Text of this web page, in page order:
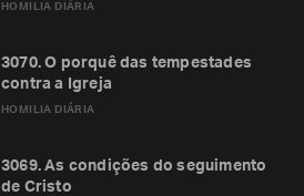
HOMILIA DIÁRIA
HOMILIA DIÁRIA
3070. O porquê das tempestades
contra a Igreja
3069. As condições do seguimento
de Cristo